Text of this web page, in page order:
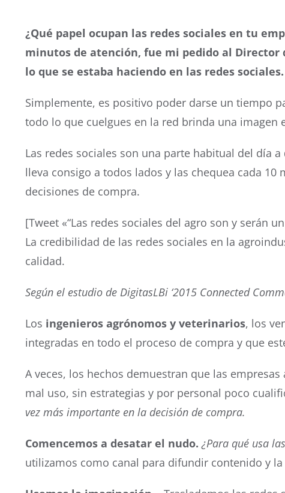
¿Qué papel ocupan las redes sociales en tu
minutos de atención, fue mi pedido al
lo que se estaba haciendo en las redes sociales.
Simplemente, es positivo poder darse un tiempo
todo lo que cuelgues en la red brinda una
Las redes sociales son una parte habitual del día
lleva consigo a todos lados y las chequea cada 10
decisiones de compra.
[Tweet «“Las redes sociales del agro son y serán
La credibilidad de las redes sociales en la
calidad.
Según el estudio de DigitasLBi ‘2015 Connected
Los ingenieros agrónomos y veterinarios, los
integradas en todo el proceso de compra y que
A veces, los hechos demuestran que las
mal uso, sin estrategias y por personal poco
vez más importante en la decisión de compra.
Comencemos a desatar el nudo. ¿Para qué usa
utilizamos como canal para difundir contenido y